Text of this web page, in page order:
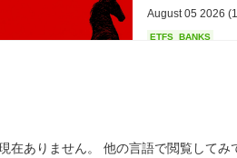
August 05 2026
ETFS BANKS
ECONOMIC DATA
在ありません。 他の言語で閲覧してみ